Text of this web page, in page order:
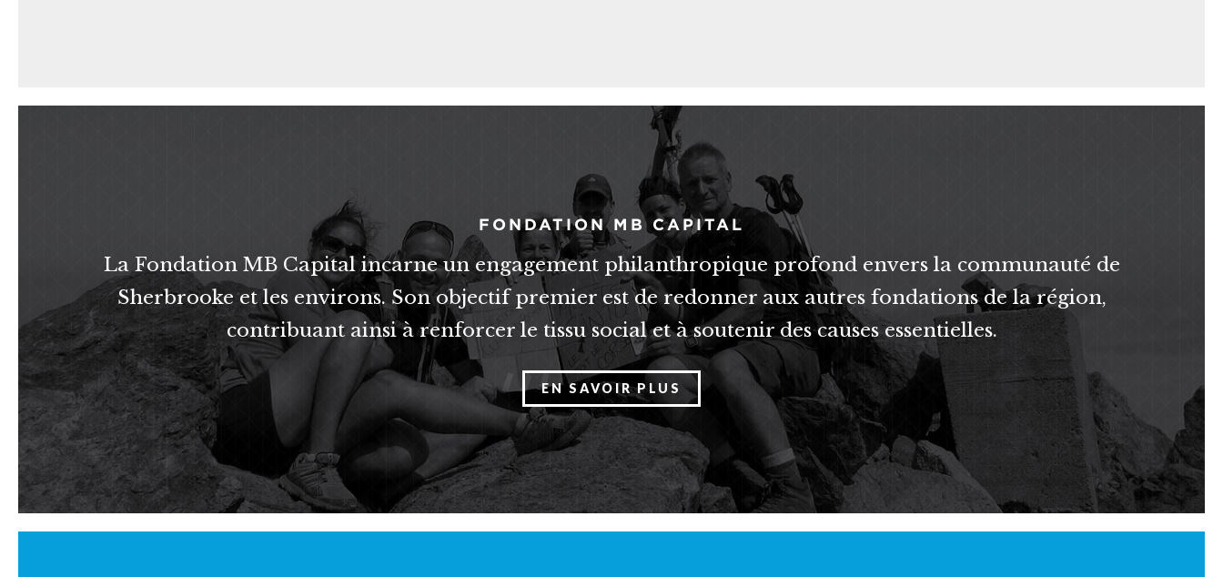
FONDATION MB CAPITAL
La Fondation MB Capital incarne un engagement philanthropique profond envers la communauté de
Sherbrooke et les environs. Son objectif premier est de redonner aux autres fondations de la région,
contribuant ainsi à renforcer le tissu social et à soutenir des causes essentielles.
EN SAVOIR PLUS